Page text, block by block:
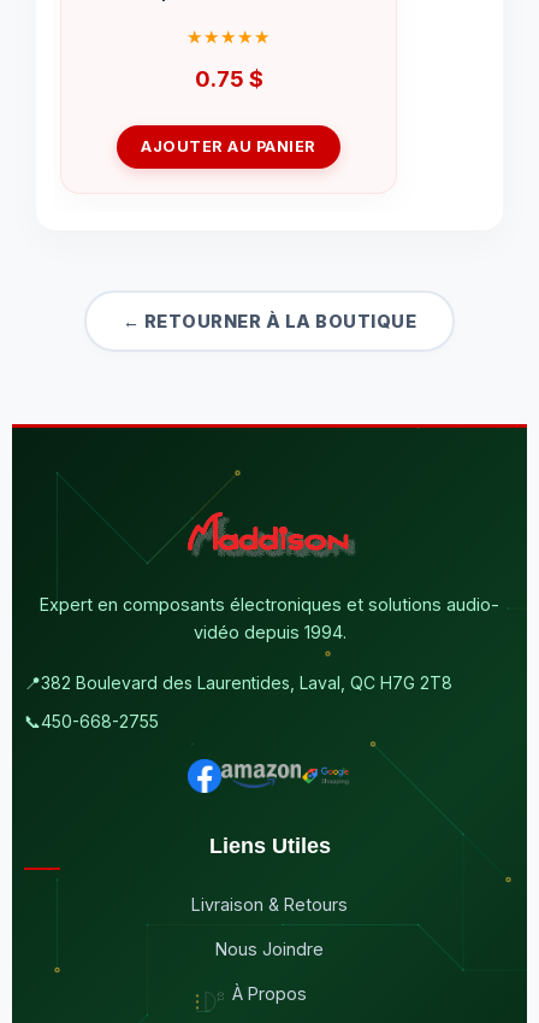
0.75 $
AJOUTER AU PANIER
← RETOURNER À LA BOUTIQUE
Expert en composants électroniques et solutions audio-
vidéo depuis 1994.
📍382 Boulevard des Laurentides, Laval, QC H7G 2T8
📞450-668-2755
Liens Utiles
Livraison & Retours
Nous Joindre
À Propos